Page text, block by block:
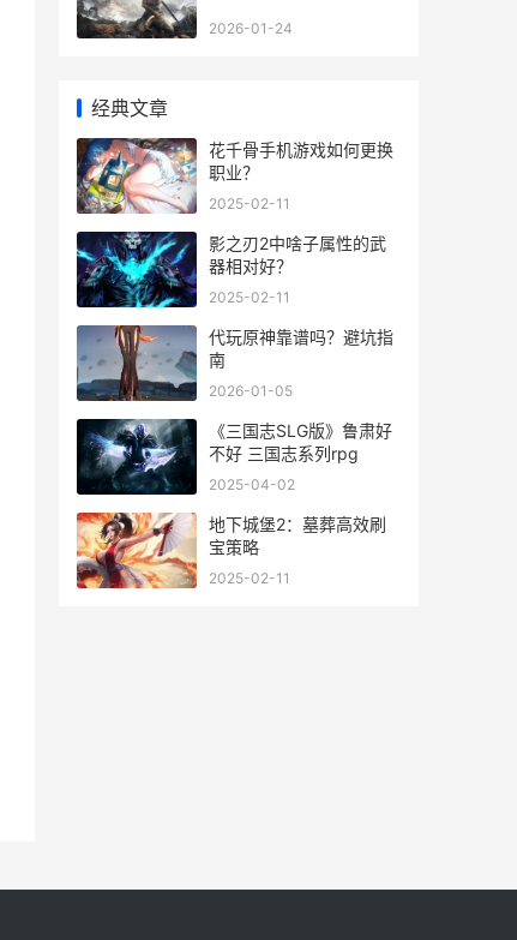
2026-01-24
经典文章
花千骨手机游戏如何更换
职业？
2025-02-11
影之刃2中啥子属性的武
器相对好？
2025-02-11
代玩原神靠谱吗？避坑指
南
2026-01-05
《三国志SLG版》鲁肃好
不好 三国志系列rpg
2025-04-02
地下城堡2：墓葬高效刷
宝策略
2025-02-11